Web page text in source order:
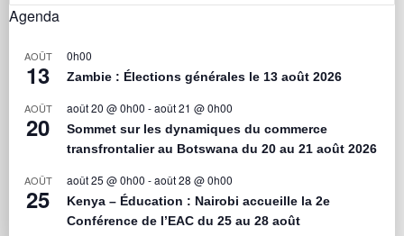
Agenda
AOÛT
13
0h00
Zambie : Élections générales le 13 août 2026
AOÛT
20
août 20 @ 0h00 -août 21 @ 0h00
Sommet sur les dynamiques du commerce
transfrontalier au Botswana du 20 au 21 août 2026
AOÛT
25
août 25 @ 0h00 -août 28 @ 0h00
Kenya – Éducation : Nairobi accueille la 2e
Conférence de l’EAC du 25 au 28 août